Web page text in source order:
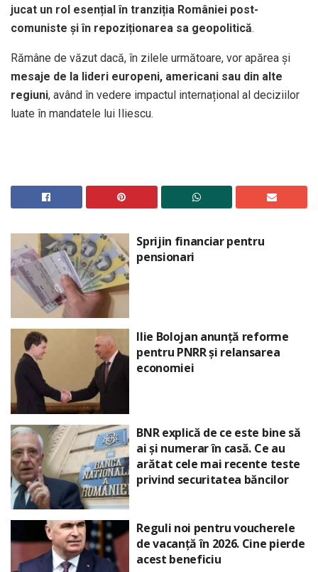
jucat un rol esențial în tranziția României post-
comuniste și în repoziționarea sa geopolitică.
Rămâne de văzut dacă, în zilele următoare, vor apărea și
mesaje de la lideri europeni, americani sau din alte
regiuni, având în vedere impactul internațional al deciziilor
luate în mandatele lui Iliescu.
Sprijin financiar pentru
pensionari
Ilie Bolojan anunță reforme
pentru PNRR și relansarea
economiei
BNR explică de ce este bine să
ai și numerar în casă. Ce au
arătat cele mai recente teste
privind securitatea băncilor
Reguli noi pentru voucherele
de vacanță în 2026. Cine pierde
acest beneficiu